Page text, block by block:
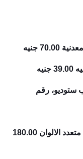
70.00 جنيه
39.00 جنيه
ستوديو، رقم
الالوان 180.00